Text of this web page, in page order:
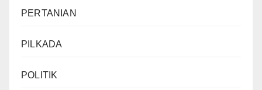
PERTANIAN
PILKADA
POLITIK